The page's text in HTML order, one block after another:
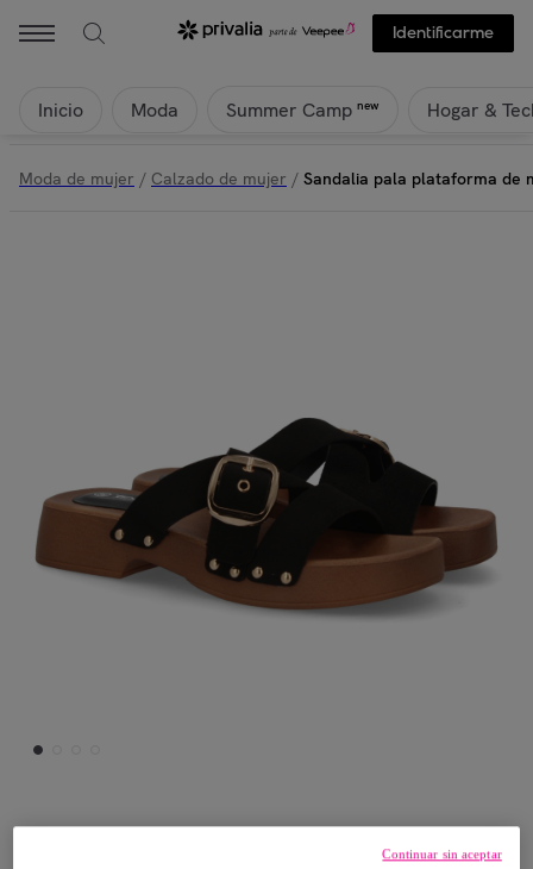
Identificarme
Inicio Moda Summer Camp new Hogar &
Moda de mujer / Calzado de mujer / Sandalia pala plataforma de
Continuar sin aceptar